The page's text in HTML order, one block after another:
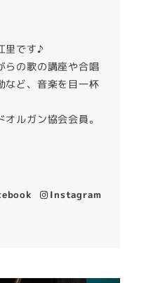
里です♪
らの歌の講座や合唱
など、音楽を目一杯
ルガン協会会員。
Instagram